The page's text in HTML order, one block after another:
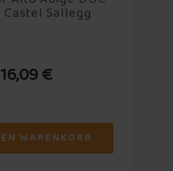
Sallegg
16,09 €
WARENKORB